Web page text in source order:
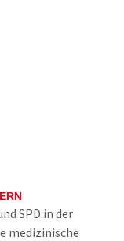
SPD in der
medizinische